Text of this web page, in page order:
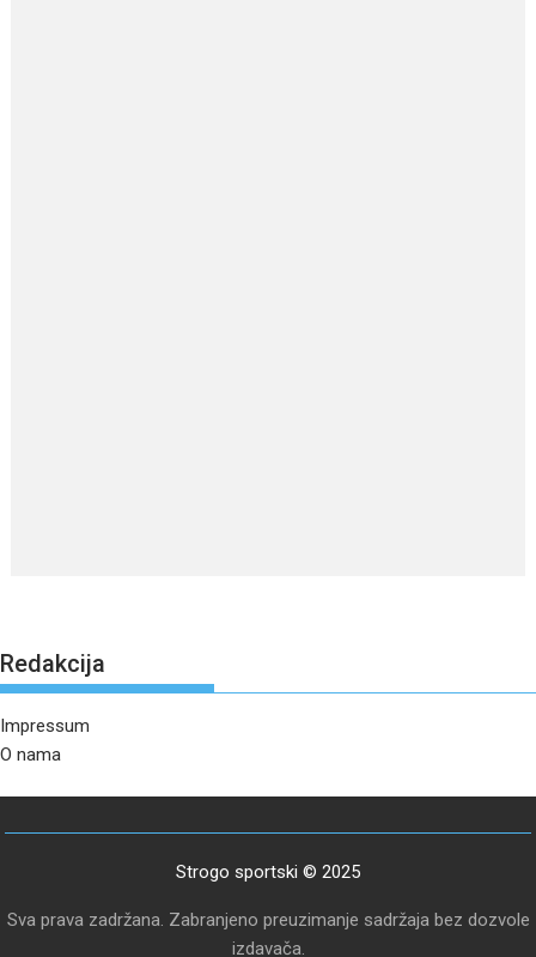
Redakcija
Impressum
O nama
Strogo sportski © 2025
Sva prava zadržana. Zabranjeno preuzimanje sadržaja bez dozvole
izdavača.